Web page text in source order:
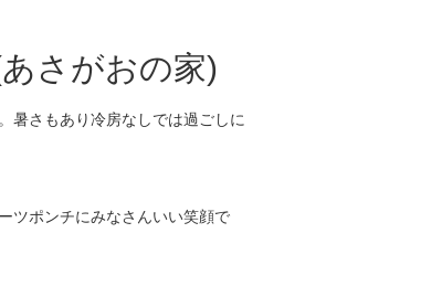
さがおの家)
暑さもあり冷房なしでは過ごしに
ツポンチにみなさんいい笑顔で